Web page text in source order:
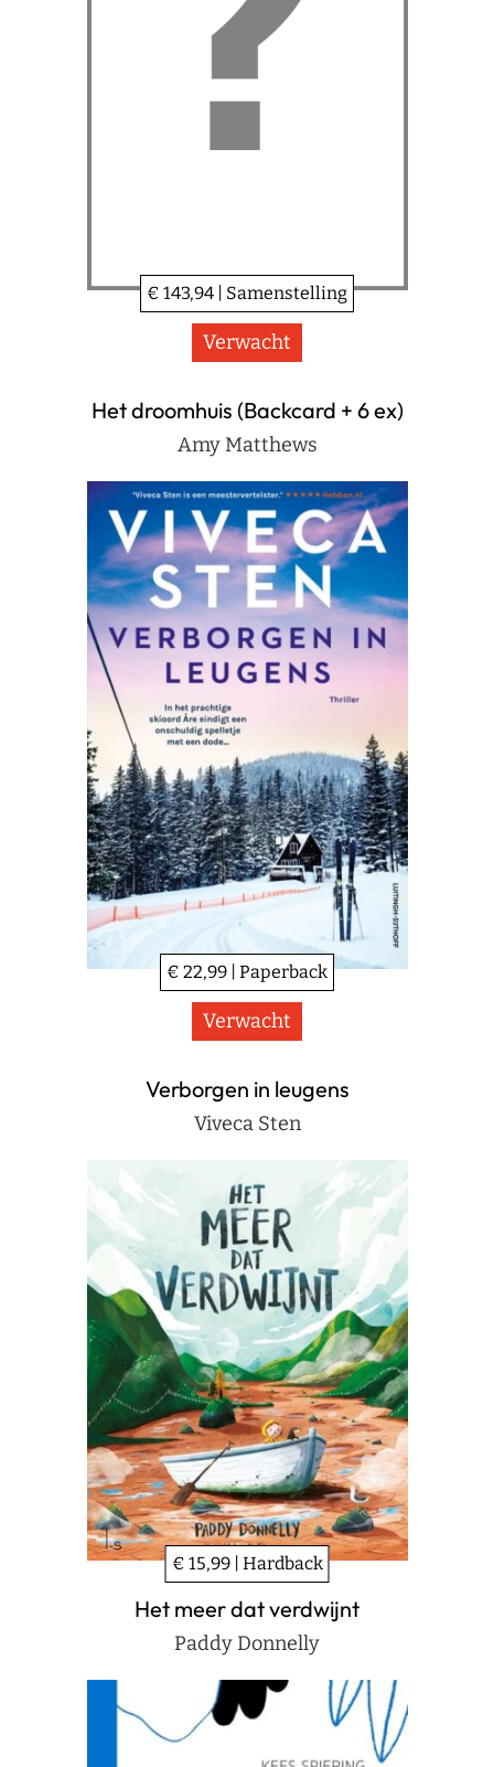
€ 143,94 | Samenstelling
Verwacht
Het droomhuis (Backcard + 6 ex)
Amy Matthews
€ 22,99 | Paperback
Verwacht
Verborgen in leugens
Viveca Sten
€ 15,99 | Hardback
Het meer dat verdwijnt
Paddy Donnelly